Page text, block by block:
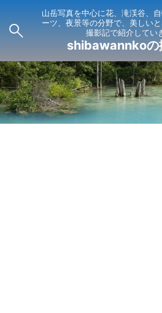
山岳写真を中心に花、滝渓谷、
ーツ、夜景等の分野で、美しい
撮影記で紹介してい
shibawannkoの